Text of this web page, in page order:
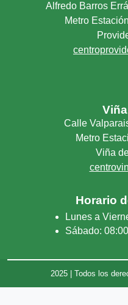
Alfredo Barros
Metro
Calle
Metro
Viña
Horario
Lunes a
Sábado:
2025 | Todos los